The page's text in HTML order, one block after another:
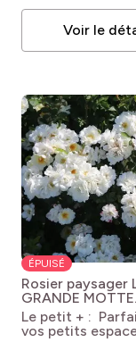
Voir le
ÉPUISÉ
Rosier paysager
GRANDE MOTTE
Meimeigea Rosa
floribunda Street
Colors® La
Le petit + :
vos petits